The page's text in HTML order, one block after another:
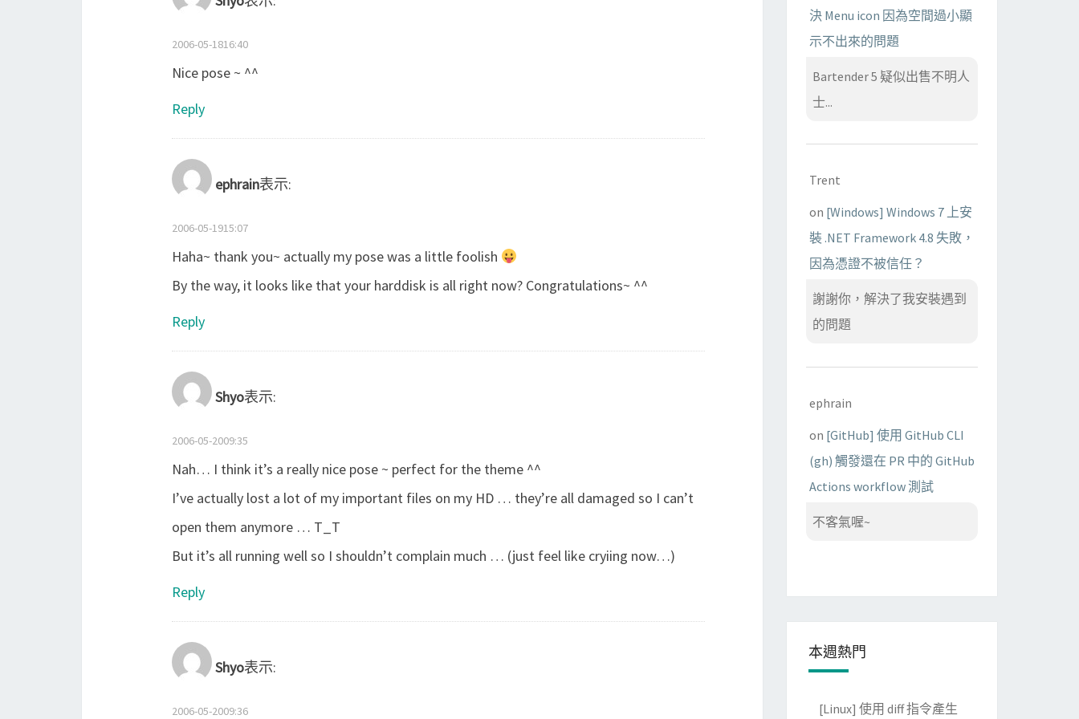
2006-05-1816:40
Nice pose ~ ^^
Reply
ephrain表示:
2006-05-1915:07
Haha~ thank you~ actually my pose was a little foolish
By the way, it looks like that your harddisk is all right now? Congratulations~ ^^
Reply
Shyo表示:
2006-05-2009:35
Nah… I think it’s a really nice pose ~ perfect for the theme ^^
I’ve actually lost a lot of my important files on my HD … they’re all damaged so I can’t
open them anymore … T_T
But it’s all running well so I shouldn’t complain much … (just feel like cryiing now…)
Reply
Shyo表示:
2006-05-2009:36
決 Menu icon 因為空間過小顯
示不出來的問題
Bartender 5 疑似出售不明人
士...
Trent
on [Windows] Windows 7 上安
裝 .NET Framework 4.8 失敗，
因為憑證不被信任？
謝謝你，解決了我安裝遇到
的問題
ephrain
on [GitHub] 使用 GitHub CLI
(gh) 觸發還在 PR 中的 GitHub
Actions workflow 測試
不客氣喔~
本週熱門
[Linux] 使用 diff 指令產生